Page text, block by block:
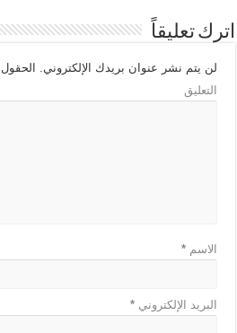
اترك تعليقاً
لن يتم نشر عنوان بريدك الإلكتروني.
التعليق
الاسم*
البريد الإلكتروني*